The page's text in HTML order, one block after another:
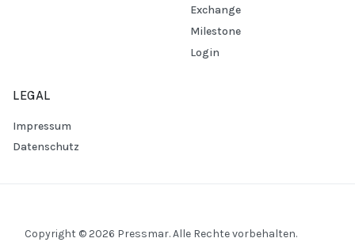
Exchange
Milestone
Login
LEGAL
Impressum
Datenschutz
Copyright © 2026 Pressmar. Alle Rechte vorbehalten.